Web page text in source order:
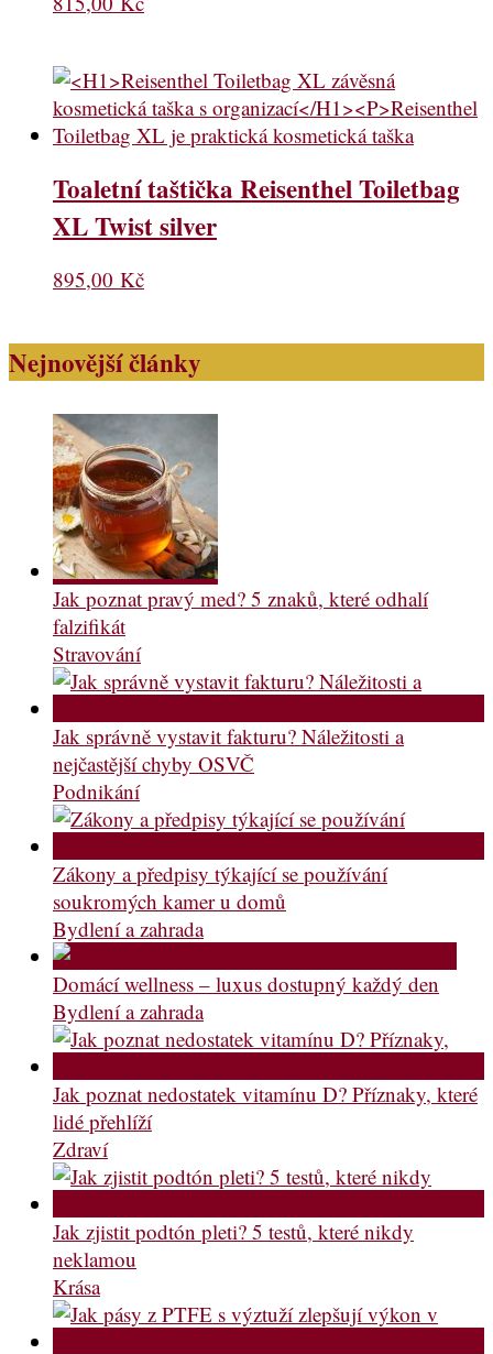
Toaletní taštička Reisenthel Toiletbag
XL Twist silver
895,00 Kč
Nejnovější články
Jak poznat pravý med? 5 znaků, které odhalí
falzifikát
Stravování
Jak správně vystavit fakturu? Náležitosti a
nejčastější chyby OSVČ
Podnikání
Zákony a předpisy týkající se používání
soukromých kamer u domů
Bydlení a zahrada
Domácí wellness – luxus dostupný každý den
Bydlení a zahrada
Jak poznat nedostatek vitamínu D? Příznaky, které
lidé přehlíží
Zdraví
Jak zjistit podtón pleti? 5 testů, které nikdy
neklamou
Krása